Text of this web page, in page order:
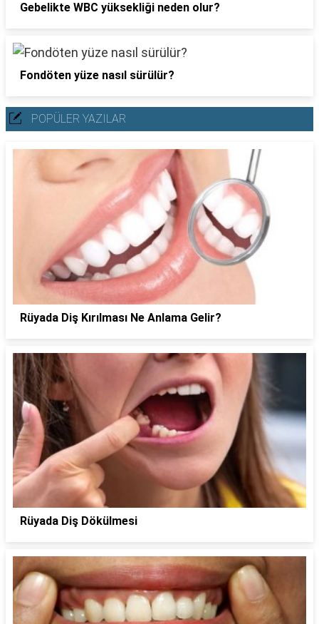
Gebelikte WBC yüksekliği neden olur?
Fondöten yüze nasıl sürülür?
POPÜLER YAZILAR
Rüyada Diş Kırılması Ne Anlama Gelir?
Rüyada Diş Dökülmesi